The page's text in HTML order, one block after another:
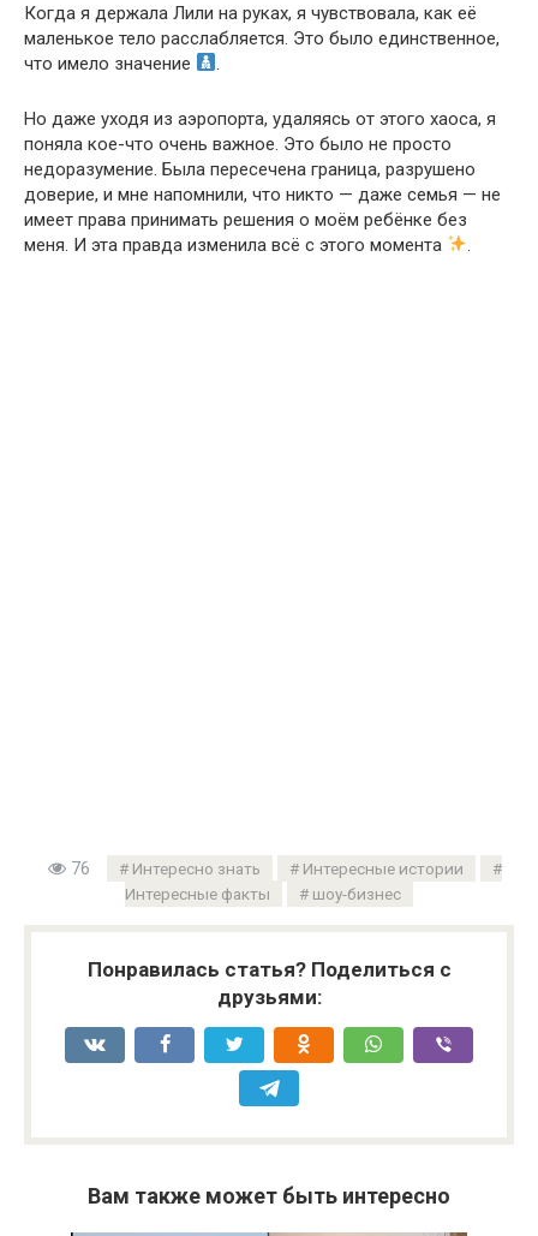
Когда я держала Лили на руках, я чувствовала, как её
маленькое тело расслабляется. Это было единственное,
что имело значение
.
Но даже уходя из аэропорта, удаляясь от этого хаоса, я
поняла кое-что очень важное. Это было не просто
недоразумение. Была пересечена граница, разрушено
доверие, и мне напомнили, что никто — даже семья — не
имеет права принимать решения о моём ребёнке без
меня. И эта правда изменила всё с этого момента
.
76 Интересно знать
Интересные истории
Интересные факты
шоу-бизнес
Понравилась статья? Поделиться с
друзьями:
Вам также может быть интересно